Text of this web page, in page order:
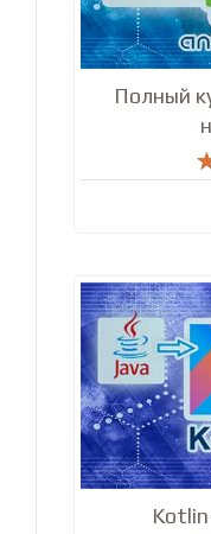
Полный